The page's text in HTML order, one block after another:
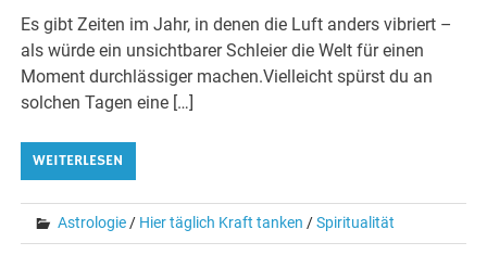
Es gibt Zeiten im Jahr, in denen die Luft anders vibriert –
als würde ein unsichtbarer Schleier die Welt für einen
Moment durchlässiger machen.Vielleicht spürst du an
solchen Tagen eine […]
WEITERLESEN
Astrologie / Hier täglich Kraft tanken /Spiritualität